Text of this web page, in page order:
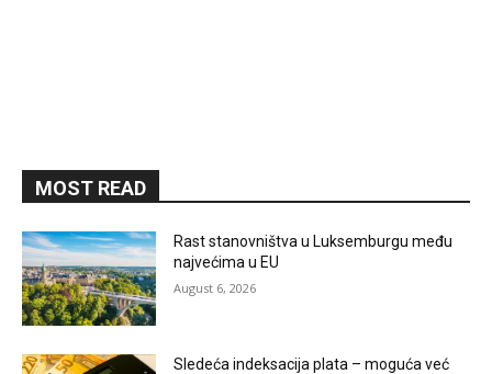
MOST READ
Rast stanovništva u Luksemburgu među
najvećima u EU
August 6, 2026
Sledeća indeksacija plata – moguća već